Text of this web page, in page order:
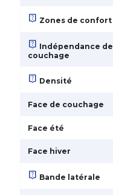
live_help Zones de confort
live_help Indépendance de
couchage
live_help Densité
Face de couchage
Face été
Face hiver
live_help Bande latérale